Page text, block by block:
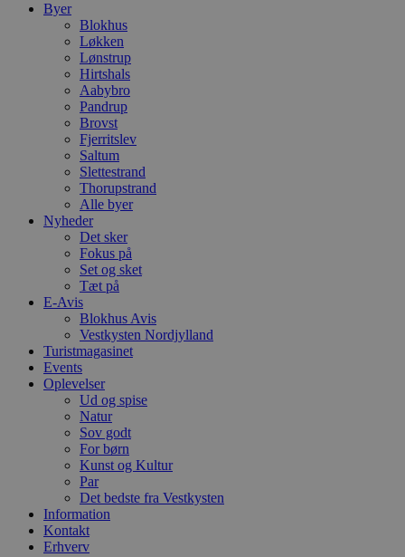
Byer
Blokhus
Løkken
Lønstrup
Hirtshals
Aabybro
Pandrup
Brovst
Fjerritslev
Saltum
Slettestrand
Thorupstrand
Alle byer
Nyheder
Det sker
Fokus på
Set og sket
Tæt på
E-Avis
Blokhus Avis
Vestkysten Nordjylland
Turistmagasinet
Events
Oplevelser
Ud og spise
Natur
Sov godt
For børn
Kunst og Kultur
Par
Det bedste fra Vestkysten
Information
Kontakt
Erhverv